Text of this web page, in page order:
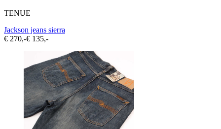
TENUE
Jackson jeans sierra
€ 270,-€ 135,-